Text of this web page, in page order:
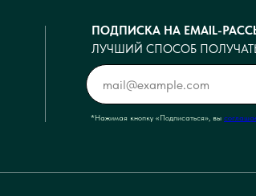
ПОДПИСКА НА EMAIL-
ЛУЧШИЙ СПОСОБ
*Нажимая кнопку <<Подписаться>>, вы